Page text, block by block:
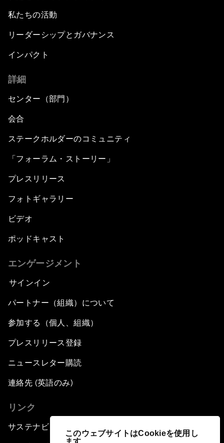
このウェブサイトはCookieを使用し
ます
私たちの活動
リーダーシップとガバナンス
インパクト
詳細
センター（部門）
会合
ステークホルダーのコミュニティ
「フォーラム・ストーリー」
プレスリリース
フォトギャラリー
ビデオ
ポッドキャスト
エンゲージメント
サインイン
パートナー（組織）について
参加する（個人、組織）
プレスリリース登録
ニュースレター購読
連絡先 (英語のみ)
リンク
サステナビリティへの取り組み